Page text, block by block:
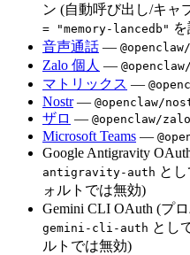
ン (自動呼び出し/キャ
= "memory-lancedb"
音声通話 —
Zalo 個人 —
マトリックス —
Nostr— @openclaw/
ザロ — @openclaw/zalo
Microsoft Teams —
Google Antigravity
antigravity-auth と
ォルトでは無効)
Gemini CLI OAuth (プ
gemini-cli-auth とし
ルトでは無効)